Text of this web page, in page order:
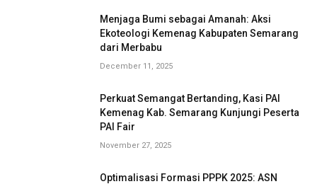
Menjaga Bumi sebagai Amanah: Aksi
Ekoteologi Kemenag Kabupaten Semarang
dari Merbabu
December 11, 2025
Perkuat Semangat Bertanding, Kasi PAI
Kemenag Kab. Semarang Kunjungi Peserta
PAI Fair
November 27, 2025
Optimalisasi Formasi PPPK 2025: ASN